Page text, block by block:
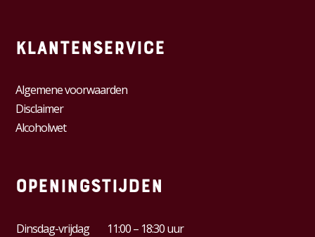
Klantenservice
Algemene voorwaarden
Disclaimer
Alcoholwet
Openingstijden
Dinsdag-vrijdag 11:00 – 18:30 uur